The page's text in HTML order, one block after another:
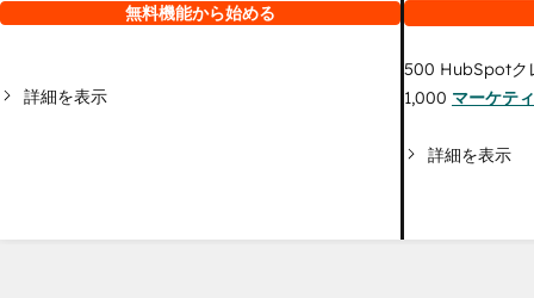
無料機能から始める
詳細を表示
500 HubSpotク
1,000 マーケテ
詳細を表示